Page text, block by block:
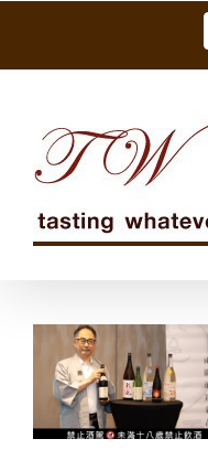
來自美酒與美
人之鄉 在豪雪
之地綻放的小
十四代——